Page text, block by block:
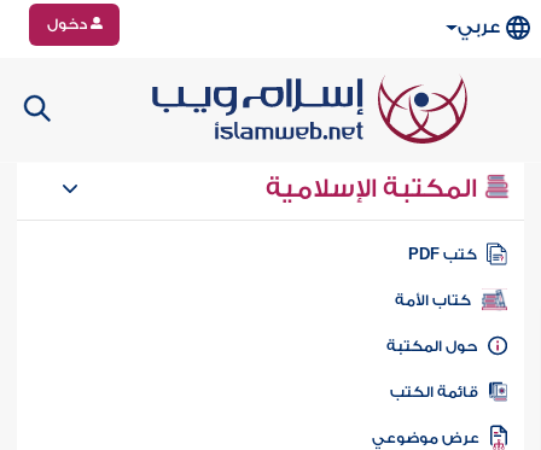
عربي دخول
المكتبة الإسلامية
كتب PDF
كتاب الأمة
المكتبة
الكتب